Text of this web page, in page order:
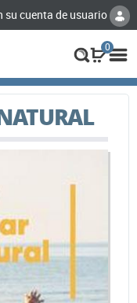
su cuenta de usuario
0